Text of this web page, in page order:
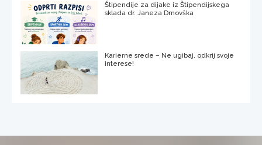
Štipendije za dijake iz Štipendijskega
sklada dr. Janeza Drnovška
Karierne srede – Ne ugibaj, odkrij svoje
interese!